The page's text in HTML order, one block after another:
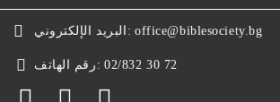
البريد الإلكتروني: office@biblesociety.bg
رقم الهاتف: 02/832 30 72